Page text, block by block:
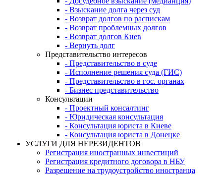
- Взыскание долга через суд
- Возврат долгов по распискам
- Возврат проблемных долгов
- Возврат долгов Киев
- Вернуть долг
Представительство интересов
- Представительство в суде
- Исполнение решения суда (ГИС)
- Представительство в гос. органах
- Бизнес представительство
Консультации
- Проектный консалтинг
- Юридическая консультация
- Консультация юриста в Киеве
- Консультация юриста в Донецке
УСЛУГИ ДЛЯ НЕРЕЗИДЕНТОВ
Регистрация иностранных инвестиций
Регистрация кредитного договора в НБУ
Разрешение на трудоустройство иностранца